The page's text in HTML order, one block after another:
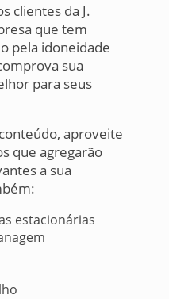
clientes da J.
que tem
pela idoneidade
sua
para seus
aproveite
que agregarão
a sua
estacionárias